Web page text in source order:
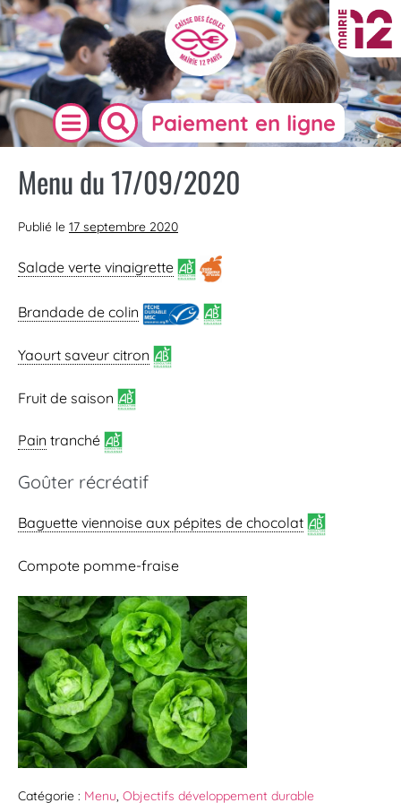
Paiement en ligne
Menu du 17/09/2020
Publié le 17 septembre 2020
Salade verte vinaigrette
Brandade de colin
Yaourt saveur citron
Fruit de saison
Pain tranché
Goûter récréatif
Baguette viennoise aux pépites de chocolat
Compote pomme-fraise
Catégorie : Menu, Objectifs développement durable